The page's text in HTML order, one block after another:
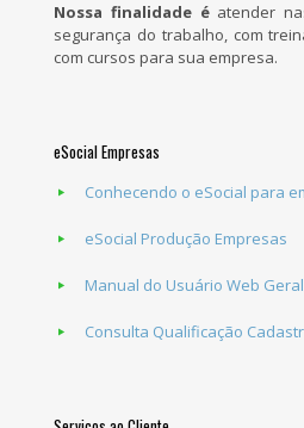
Nossa finalidade éatender
segurança do trabalho, com
com cursos para sua empresa.
eSocial Empresas
Conhecendo o eSocial para
eSocial Produção Empresas
Manual do Usuário Web Geral
Consulta Qualificação